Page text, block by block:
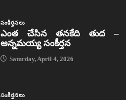
సంకీర్తనలు
ఎంత చేసిన తనకేది తుద –
అన్నమయ్య సంకీర్తన
Saturday, April 4, 2026
సంకీర్తనలు